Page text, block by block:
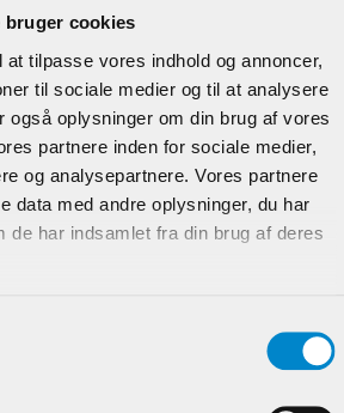
bruger cookies
tilpasse vores indhold og annoncer,
til sociale medier og til at analysere
også oplysninger om din brug af vores
partnere inden for sociale medier,
og analysepartnere. Vores partnere
data med andre oplysninger, du har
de har indsamlet fra din brug af deres
Varenr.:901446
298,95 DKK/M